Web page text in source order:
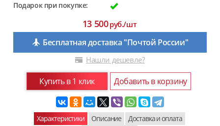
Подарок при покупке:
13 500руб./шт
Бесплатная доставка "Почтой России"
Нашли дешевле?
Купить в 1 клик Добавить в корзину
Характеристики Описание
Доставка и оплата